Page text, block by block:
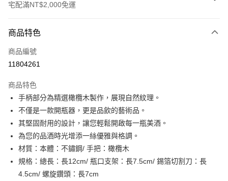
宅配滿NT$2,000免運
信用卡一次付款
LINE Pay
街口支付
悠遊付
Google Pay
全盈+PAY
AFTEE先享後付
商品特色
商品編號
11804261
商品特色
手柄部分為精選橄欖木製作，展現自然紋理。
不僅是一款開瓶器，更是品飲的藝術品。
其堅固耐用的設計，讓您輕鬆開啟每一瓶美酒。
為您的品酒時光增添一絲優雅與格調。
材質：本體：不鏽鋼/ 手把：橄欖木
規格：總長：長12cm/ 瓶口支架：長7.5cm/ 錫箔切割刀：長
4.5cm/ 螺旋鑽頭：長7cm